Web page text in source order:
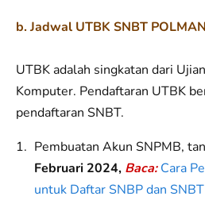
b. Jadwal UTBK SNBT
UTBK adalah singkatan dari
Komputer. Pendaftaran UTBK
pendaftaran SNBT.
Pembuatan Akun SNPMB,
Februari 2024, Baca: Cara
untuk Daftar SNBP dan